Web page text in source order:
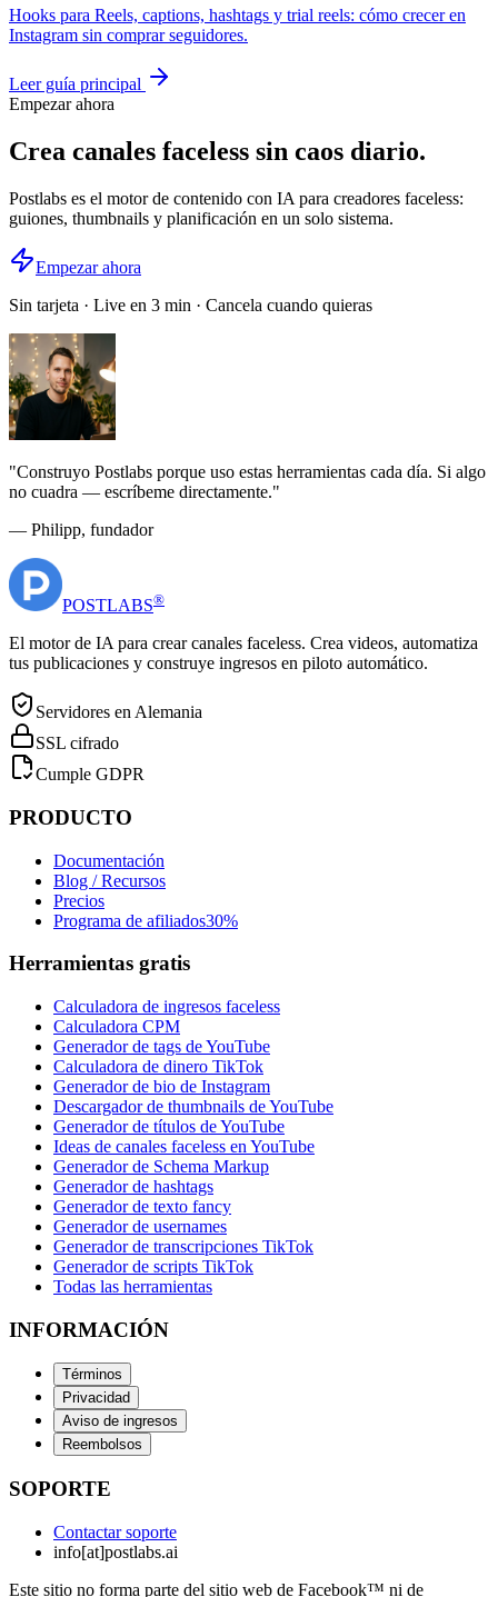
Hooks para Reels, captions, hashtags y trial reels: cómo crecer en
Instagram sin comprar seguidores.
Leer guía principal
Empezar ahora
Crea canales faceless sin caos diario.
Postlabs es el motor de contenido con IA para creadores faceless:
guiones, thumbnails y planificación en un solo sistema.
Empezar ahora
Sin tarjeta · Live en 3 min · Cancela cuando quieras
"Construyo Postlabs porque uso estas herramientas cada día. Si algo
no cuadra — escríbeme directamente."
— Philipp, fundador
POSTLABS®
El motor de IA para crear canales faceless. Crea videos, automatiza
tus publicaciones y construye ingresos en piloto automático.
Servidores en Alemania
SSL cifrado
Cumple GDPR
PRODUCTO
Documentación
Blog / Recursos
Precios
Programa de afiliados30%
Herramientas gratis
Calculadora de ingresos faceless
Calculadora CPM
Generador de tags de YouTube
Calculadora de dinero TikTok
Generador de bio de Instagram
Descargador de thumbnails de YouTube
Generador de títulos de YouTube
Ideas de canales faceless en YouTube
Generador de Schema Markup
Generador de hashtags
Generador de texto fancy
Generador de usernames
Generador de transcripciones TikTok
Generador de scripts TikTok
Todas las herramientas
INFORMACIÓN
Términos
Privacidad
Aviso de ingresos
Reembolsos
SOPORTE
Contactar soporte
info[at]postlabs.ai
Este sitio no forma parte del sitio web de Facebook™ ni de